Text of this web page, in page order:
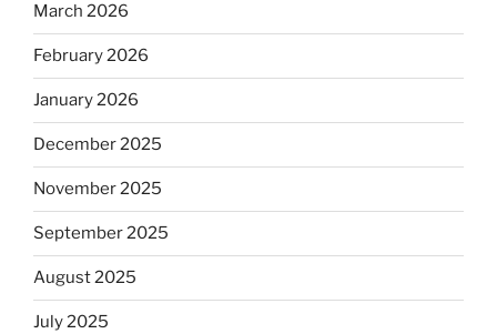
March 2026
February 2026
January 2026
December 2025
November 2025
September 2025
August 2025
July 2025